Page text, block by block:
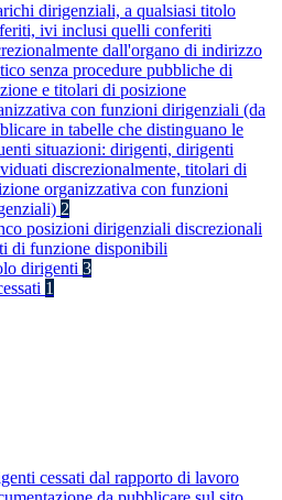
dirigenziali, a qualsiasi titolo
ivi inclusi quelli conferiti
dall'organo di indirizzo
senza procedure pubbliche di
e titolari di posizione
con funzioni dirigenziali (da
in tabelle che distinguano le
situazioni: dirigenti, dirigenti
discrezionalmente, titolari di
organizzativa con funzioni
2
posizioni dirigenziali discrezionali
di funzione disponibili
dirigenti 3
1
cessati dal rapporto di lavoro